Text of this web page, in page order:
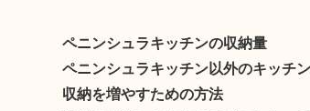
ペニンシュラキッチンの収納量
ペニンシュラキッチン以外のキッチ
収納を増やすための方法